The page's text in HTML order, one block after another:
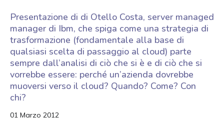
Presentazione di di Otello Costa, server managed
manager di Ibm, che spiga come una strategia di
trasformazione (fondamentale alla base di
qualsiasi scelta di passaggio al cloud) parte
sempre dall’analisi di ciò che si è e di ciò che si
vorrebbe essere: perché un’azienda dovrebbe
muoversi verso il cloud? Quando? Come? Con
chi?
01 Marzo 2012